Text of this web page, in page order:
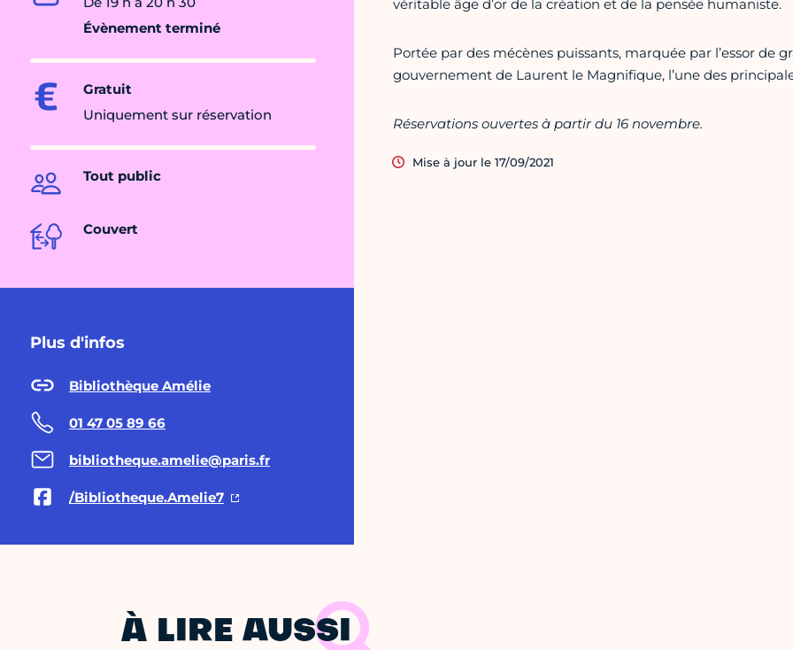
Évènement terminé
Gratuit
Uniquement sur réservation
Tout public
Couvert
Plus d'infos
Bibliothèque Amélie
01 47 05 89 66
bibliotheque.amelie@paris.fr
/Bibliotheque.Amelie7
véritable âge d’or de la création et de la pensée humaniste.
Portée par des mécènes puissants, marquée par l’essor de
gouvernement de Laurent le Magnifique, l’une des
Réservations ouvertes à partir du 16 novembre.
Mise à jour le 17/09/2021
À LIRE AUSSI